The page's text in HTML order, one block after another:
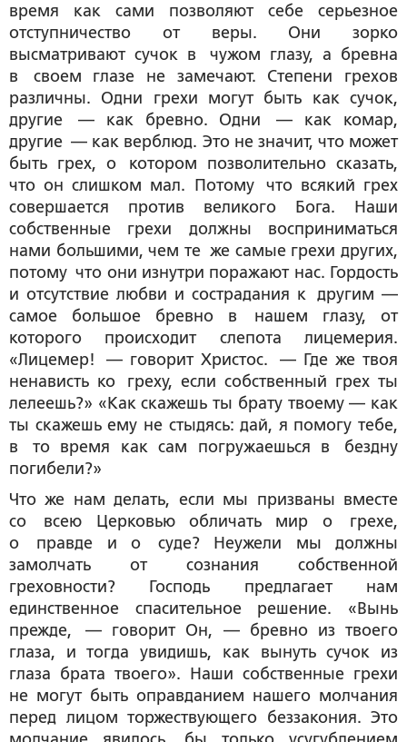
время как сами позволяют себе серьезное
отступничество от веры. Они зорко
высматривают сучок в чужом глазу, а бревна
в своем глазе не замечают. Степени грехов
различны. Одни грехи могут быть как сучок,
другие — как бревно. Одни — как комар,
другие — как верблюд. Это не значит, что может
быть грех, о котором позволительно сказать,
что он слишком мал. Потому что всякий грех
совершается против великого Бога. Наши
собственные грехи должны восприниматься
нами большими, чем те же самые грехи других,
потому что они изнутри поражают нас. Гордость
и отсутствие любви и сострадания к другим —
самое большое бревно в нашем глазу, от
которого происходит слепота лицемерия.
«Лицемер! — говорит Христос. — Где же твоя
ненависть ко греху, если собственный грех ты
лелеешь?» «Как скажешь ты брату твоему — как
ты скажешь ему не стыдясь: дай, я помогу тебе,
в то время как сам погружаешься в бездну
погибели?»
Что же нам делать, если мы призваны вместе
со всею Церковью обличать мир о грехе,
о правде и о суде? Неужели мы должны
замолчать от сознания собственной
греховности? Господь предлагает нам
единственное спасительное решение. «Вынь
прежде, — говорит Он, — бревно из твоего
глаза, и тогда увидишь, как вынуть сучок из
глаза брата твоего». Наши собственные грехи
не могут быть оправданием нашего молчания
перед лицом торжествующего беззакония. Это